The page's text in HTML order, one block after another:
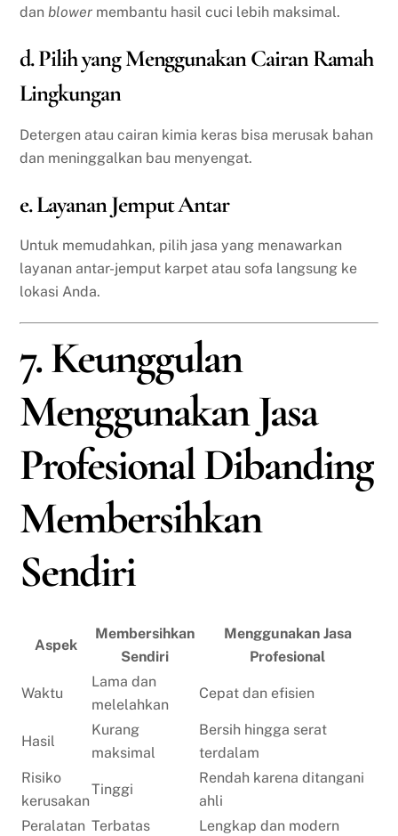
dan blower membantu hasil cuci lebih maksimal.
d. Pilih yang Menggunakan Cairan Ramah
Lingkungan
Detergen atau cairan kimia keras bisa merusak bahan
dan meninggalkan bau menyengat.
e. Layanan Jemput Antar
Untuk memudahkan, pilih jasa yang menawarkan
layanan antar-jemput karpet atau sofa langsung ke
lokasi Anda.
7. Keunggulan
Menggunakan Jasa
Profesional Dibanding
Membersihkan
Sendiri
Aspek
Membersihkan
Sendiri
Menggunakan Jasa
Profesional
Waktu
Lama dan
melelahkan
Cepat dan efisien
Hasil
Kurang
maksimal
Bersih hingga serat
terdalam
Risiko
kerusakan
Tinggi
Rendah karena ditangani
ahli
Peralatan Terbatas Lengkap dan modern